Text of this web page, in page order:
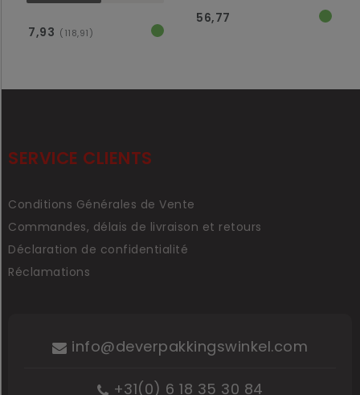
7,93 (118,91)
56,77
SERVICE CLIENTS
Conditions Générales de Vente
Commandes, délais de livraison et retours
Déclaration de confidentialité
Réclamations
info@deverpakkingswinkel.com
+31(0) 6 18 35 30 84